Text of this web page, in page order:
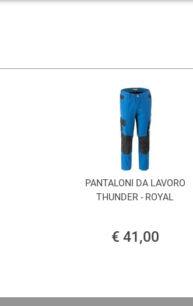
PANTALONI DA LAVORO
THUNDER - ROYAL
€ 41,00